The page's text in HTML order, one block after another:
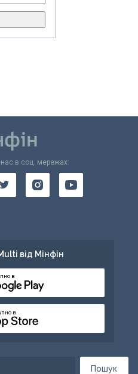
Пошук
в соц. мережах:
від Мінфін
в
в